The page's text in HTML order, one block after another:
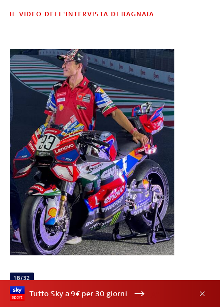
IL VIDEO DELL'INTERVISTA DI BAGNAIA
18/32
MARQUEZ: "LA MOTO E' MOLTO BELLA"
Tutto Sky a 9€ per 30 giorni